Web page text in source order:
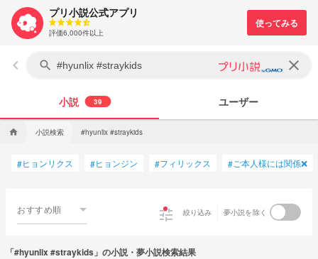
プリ小説公式アプリ
評価6,000件以上
keyboard_arrow_left search clear
小説 39 ユーザー
home 小説検索 #hyunlix #straykids
#ヒョンリクス #ヒョンジン #フィリックス #ご本人様には関係❌
おすすめ順 tune 絞り込み 夢小説を除く
「#hyunlix #straykids」の小説・夢小説検索結果